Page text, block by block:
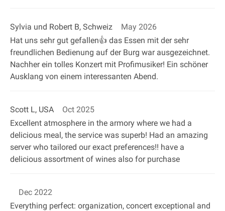
Sylvia und Robert B, Schweiz
May 2026
Hat uns sehr gut gefallen👍 das Essen mit der sehr
freundlichen Bedienung auf der Burg war ausgezeichnet.
Nachher ein tolles Konzert mit Profimusiker! Ein schöner
Ausklang von einem interessanten Abend.
Scott L, USA
Oct 2025
Excellent atmosphere in the armory where we had a
delicious meal, the service was superb! Had an amazing
server who tailored our exact preferences!! have a
delicious assortment of wines also for purchase
Dec 2022
Everything perfect: organization, concert exceptional and